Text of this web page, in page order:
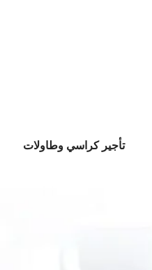
تأجير كراسي وطاولات